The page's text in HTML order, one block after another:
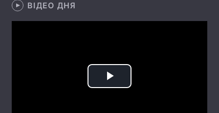
Вакансії
ВІДЕО ДНЯ
Play